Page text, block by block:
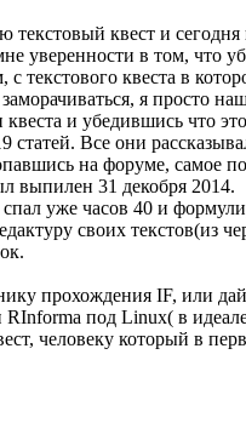
текстовый квест и
уверенности в том,
с текстового квеста в
я просто
и убедившись что
статей. Все они
на форуме,
выпилен 31 декобря 2014.
уже часов 40 и
своих текстов(из
прохождения IF, или
под Linux( в
человеку который в